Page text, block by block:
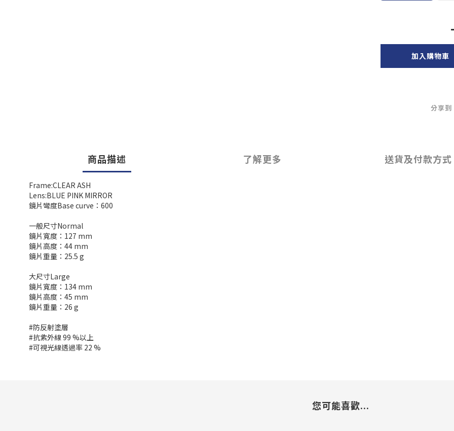
加入購物車
分享到
商品描述 了解更多 送貨及付款方式
Frame:CLEAR ASH
Lens:BLUE PINK MIRROR
鏡片彎度Base curve：600
一般尺寸Normal
鏡片寬度：127 mm
鏡片高度：44 mm
鏡片重量：25.5 g
大尺寸Large
鏡片寬度：134 mm
鏡片高度：45 mm
鏡片重量：26 g
#防反射塗層
#抗紫外線 99 %以上
#可視光線透過率 22 %
您可能喜歡...